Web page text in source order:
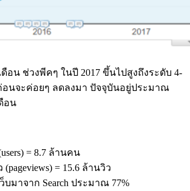
อน ช่วงพีคๆ ในปี 2017 ขึ้นไปสูงถึงระดับ 4-
อนจะค่อยๆ ลดลงมา ปัจจุบันอยู่ประมาณ
อน
= 8.7 ล้านคน
= 15.6 ล้านวิว
บมาจาก Search ประมาณ 77%